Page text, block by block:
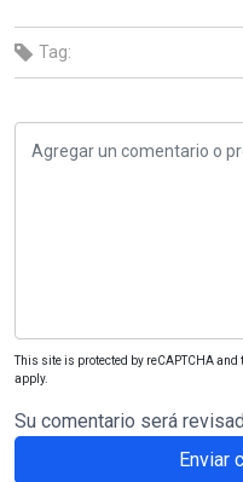
Tag:
This site is protected by reCAPTCHA and
apply.
Su comentario será
Enviar